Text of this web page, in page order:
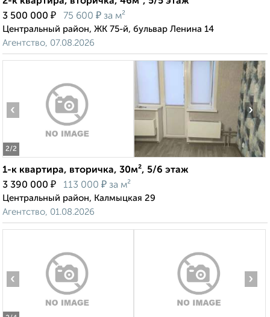
3 500 000 ₽ 75 600 ₽ за м²
Центральный район, ЖК 75-й, бульвар Ленина 14
Агентство, 07.08.2026
2/2
‹ ›
1-к квартира, вторичка, 30м², 5/6 этаж
3 390 000 ₽ 113 000 ₽ за м²
Центральный район, Калмыцкая 29
Агентство, 01.08.2026
‹ ›